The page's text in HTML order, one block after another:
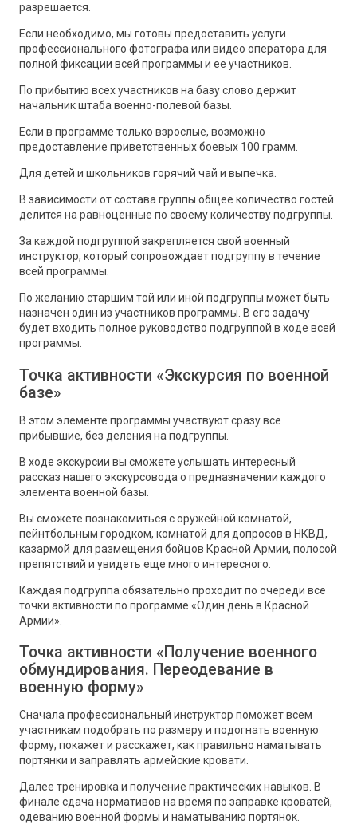
разрешается.
Если необходимо, мы готовы предоставить услуги
профессионального фотографа или видео оператора для
полной фиксации всей программы и ее участников.
По прибытию всех участников на базу слово держит
начальник штаба военно-полевой базы.
Если в программе только взрослые, возможно
предоставление приветственных боевых 100 грамм.
Для детей и школьников горячий чай и выпечка.
В зависимости от состава группы общее количество гостей
делится на равноценные по своему количеству подгруппы.
За каждой подгруппой закрепляется свой военный
инструктор, который сопровождает подгруппу в течение
всей программы.
По желанию старшим той или иной подгруппы может быть
назначен один из участников программы. В его задачу
будет входить полное руководство подгруппой в ходе всей
программы.
Точка активности «Экскурсия по военной
базе»
В этом элементе программы участвуют сразу все
прибывшие, без деления на подгруппы.
В ходе экскурсии вы сможете услышать интересный
рассказ нашего экскурсовода о предназначении каждого
элемента военной базы.
Вы сможете познакомиться с оружейной комнатой,
пейнтбольным городком, комнатой для допросов в НКВД,
казармой для размещения бойцов Красной Армии, полосой
препятствий и увидеть еще много интересного.
Каждая подгруппа обязательно проходит по очереди все
точки активности по программе «Один день в Красной
Армии».
Точка активности «Получение военного
обмундирования. Переодевание в
военную форму»
Сначала профессиональный инструктор поможет всем
участникам подобрать по размеру и подогнать военную
форму, покажет и расскажет, как правильно наматывать
портянки и заправлять армейские кровати.
Далее тренировка и получение практических навыков. В
финале сдача нормативов на время по заправке кроватей,
одеванию военной формы и наматыванию портянок.